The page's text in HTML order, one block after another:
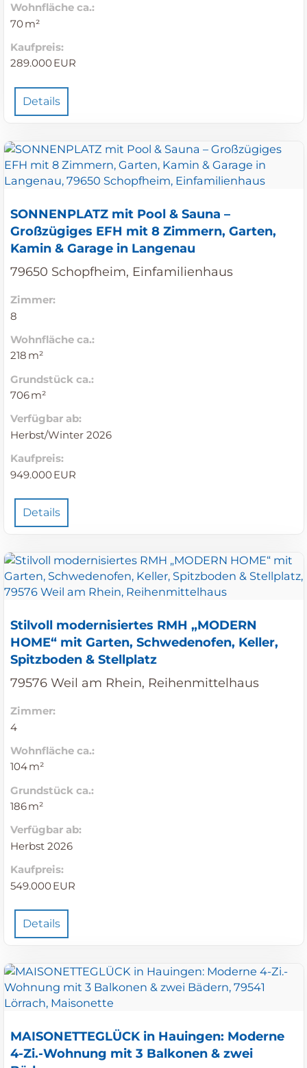
Wohnfläche ca.:
70 m²
Kaufpreis:
289.000 EUR
Details
SONNENPLATZ mit Pool & Sauna –
Großzügiges EFH mit 8 Zimmern, Garten,
Kamin & Garage in Langenau
79650 Schopfheim, Einfamilienhaus
Zimmer:
8
Wohnfläche ca.:
218 m²
Grund­stück ca.:
706 m²
Verfügbar ab:
Herbst/Winter 2026
Kaufpreis:
949.000 EUR
Details
Stilvoll modernisiertes RMH „MODERN
HOME“ mit Garten, Schwedenofen, Keller,
Spitzboden & Stellplatz
79576 Weil am Rhein, Reihenmittelhaus
Zimmer:
4
Wohnfläche ca.:
104 m²
Grund­stück ca.:
186 m²
Verfügbar ab:
Herbst 2026
Kaufpreis:
549.000 EUR
Details
MAISONETTEGLÜCK in Hauingen: Moderne
4-Zi.-Wohnung mit 3 Balkonen & zwei